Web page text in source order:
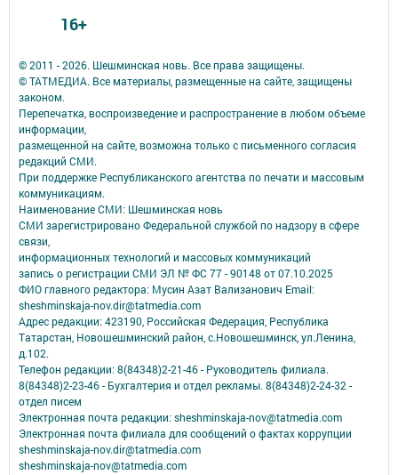
© 2011 - 2026. Шешминская новь. Все права защищены.
© ТАТМЕДИА. Все материалы, размещенные на сайте, защищены
законом.
Перепечатка, воспроизведение и распространение в любом объеме
информации,
размещенной на сайте, возможна только с письменного согласия
редакций СМИ.
При поддержке Республиканского агентства по печати и массовым
коммуникациям.
Наименование СМИ: Шешминская новь
СМИ зарегистрировано Федеральной службой по надзору в сфере
связи,
информационных технологий и массовых коммуникаций
запись о регистрации СМИ ЭЛ № ФС 77 - 90148 от 07.10.2025
ФИО главного редактора: Мусин Азат Вализанович Email:
sheshminskaja-nov.dir@tatmedia.com
Адрес редакции: 423190, Российская Федерация, Республика
Татарстан, Новошешминский район, с.Новошешминск, ул.Ленина,
д.102.
Телефон редакции: 8(84348)2-21-46 - Руководитель филиала.
8(84348)2-23-46 - Бухгалтерия и отдел рекламы. 8(84348)2-24-32 -
отдел писем
Электронная почта редакции: sheshminskaja-nov@tatmedia.com
Электронная почта филиала для сообщений о фактах коррупции
sheshminskaja-nov.dir@tatmedia.com
sheshminskaja-nov@tatmedia.com
16+